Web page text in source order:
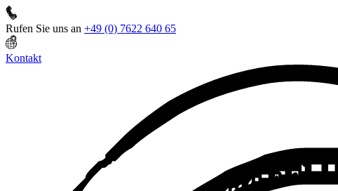
Rufen Sie uns an +49 (0) 7622 640 65
Kontakt